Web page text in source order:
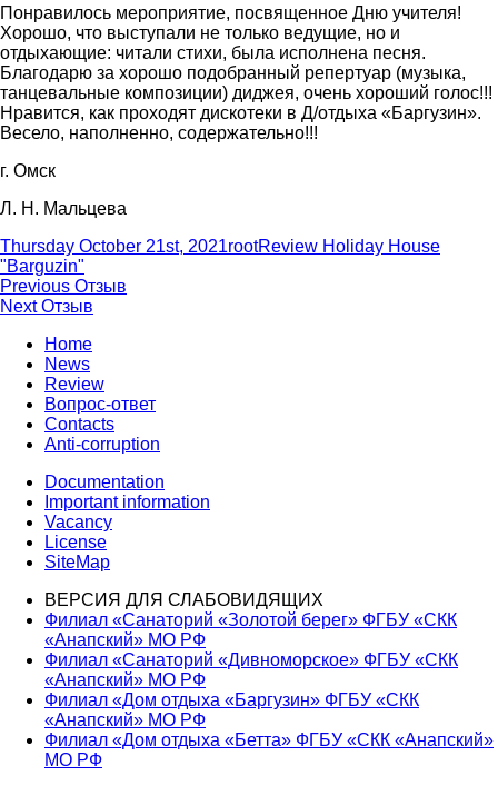
Понравилось мероприятие, посвященное Дню учителя!
Хорошо, что выступали не только ведущие, но и
отдыхающие: читали стихи, была исполнена песня.
Благодарю за хорошо подобранный репертуар (музыка,
танцевальные композиции) диджея, очень хороший голос!!!
Нравится, как проходят дискотеки в Д/отдыха «Баргузин».
Весело, наполненно, содержательно!!!
г. Омск
Л. Н. Мальцева
Posted
on
Thursday October 21st, 2021Author
rootCategories
Review Holiday House
"Barguzin"
Post
navigation
Previous Previous
post:
Отзыв
Next Next
Отзыв
Home
News
Review
Вопрос-ответ
Contacts
Anti-corruption
Documentation
Important information
Vacancy
License
SiteMap
ВЕРСИЯ ДЛЯ СЛАБОВИДЯЩИХ
Филиал «Санаторий «Золотой берег» ФГБУ «СКК
«Анапский» МО РФ
Филиал «Санаторий «Дивноморское» ФГБУ «СКК
«Анапский» МО РФ
Филиал «Дом отдыха «Баргузин» ФГБУ «СКК
«Анапский» МО РФ
Филиал «Дом отдыха «Бетта» ФГБУ «СКК «Анапский»
МО РФ